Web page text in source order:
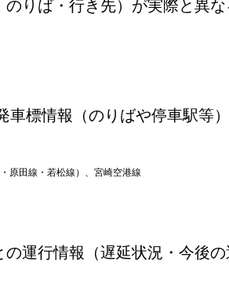
りば・行き先）が実際と異
車標情報（のりばや停車駅等
原田線・若松線）、宮崎空港線
運行情報（遅延状況・今後